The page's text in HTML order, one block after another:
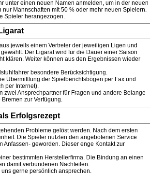
unter einen neuen Namen anmelden, um in der neuen
Mannschaften mit 50 % oder mehr neuen Spielern.
Spieler herangezogen.
Ligarat
jeweils einem Vertreter der jeweiligen Ligen und
Der Ligarat wird für die Dauer einer Saison
klären. Weiter können aus den Ergebnissen wieder
besondere Berücksichtigung.
Übermittlung der Spielberichtsbögen per Fax und
per Internet).
zwei Ansprechpartner für Fragen und andere Belange
zur Verfügung.
Erfolgsrezept
Probleme gelöst werden. Nach dem ersten
Die Spieler nutzten den angebotenen Service
Anfassen- geworden. Dieser enge Kontakt zur
bestimmten Herstellerfirma. Die Bindung an einen
damit verbundenen Nachteilen.
gerne persönlich ansprechen.